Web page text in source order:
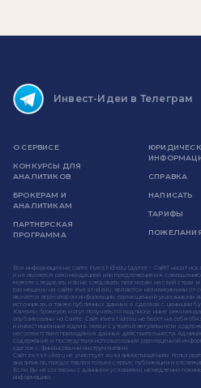
Инвест-Идеи в Телеграм
О СЕРВИСЕ
КОНКУРСЫ ДЛЯ
АНАЛИТИКОВ
БРОКЕРАМ И
АНАЛИТИКАМ
ПАРТНЕРСКАЯ
ПРОГРАММА
СПРАВКА
НАПИСАТЬ
ТАРИФЫ
Вся информация на сайте invest-idei.ru (далее - Сайт) носит
и не является рекомендацией или предложением к
можете следовать или не следовать прогнозам на свой страх
размещены на сайте invest-idei.ru, являются независимыми от
является агрегатором информации, размещенной указанными
источниках, а также публичных данных о сделках с ценными
Клиенты брокеров могут получать по подписке иные
опубликованы на Сайте. Сайт invest-idei.ru не берет на себя
и инвестиционные идеи в связи с утратой актуальности
несоответствия приводимых данных действительности.
содержание и последствия использования размещенной
сделок с финансовыми инструментами.
Сайт invest-idei.ru не участвует во взаимоотношениях
аналитиков, предоставляя только сервис публикации и
Если Вы не согласны с данными условиями, немедленно
информацию.